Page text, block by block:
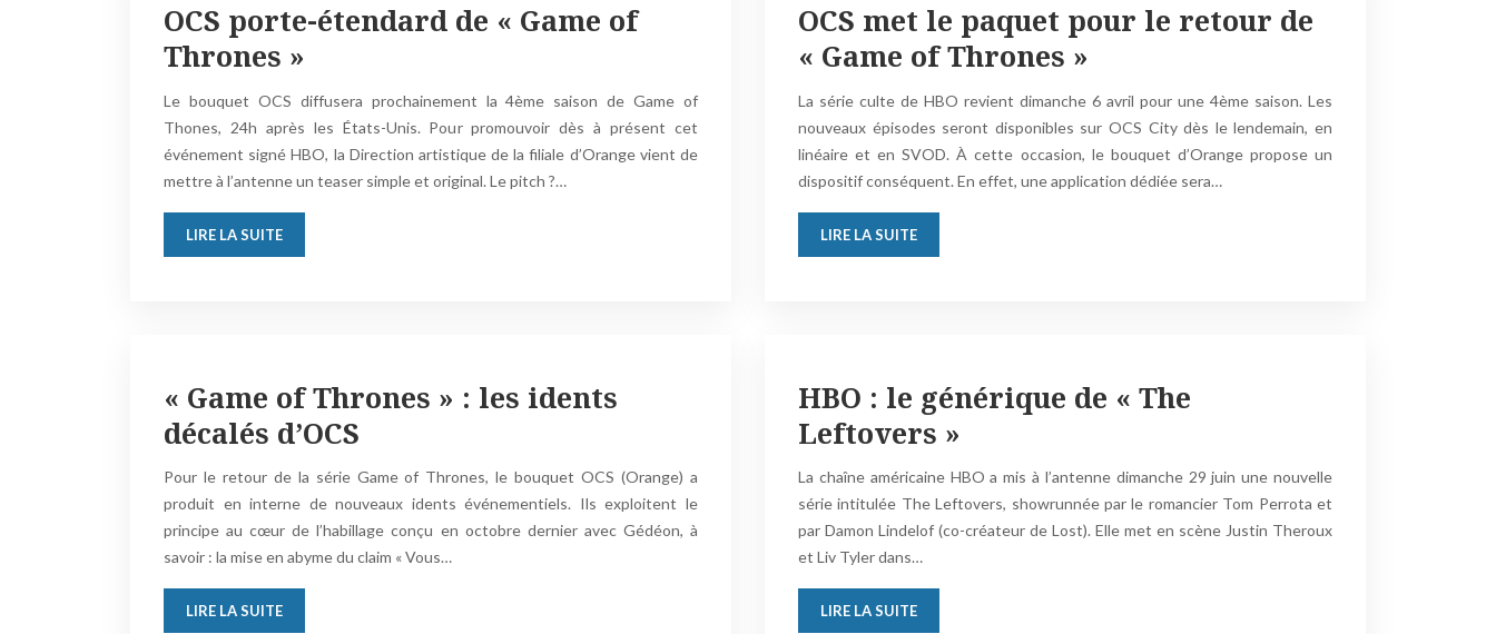
OCS porte-étendard de « Game of
Thrones »
Le bouquet OCS diffusera prochainement la 4ème saison de Game of
Thones, 24h après les États-Unis. Pour promouvoir dès à présent cet
événement signé HBO, la Direction artistique de la filiale d’Orange vient de
mettre à l’antenne un teaser simple et original. Le pitch ?…
LIRE LA SUITE
OCS met le paquet pour le retour de
« Game of Thrones »
La série culte de HBO revient dimanche 6 avril pour une 4ème saison. Les
nouveaux épisodes seront disponibles sur OCS City dès le lendemain, en
linéaire et en SVOD. À cette occasion, le bouquet d’Orange propose un
dispositif conséquent. En effet, une application dédiée sera…
LIRE LA SUITE
« Game of Thrones » : les idents
décalés d’OCS
Pour le retour de la série Game of Thrones, le bouquet OCS (Orange) a
produit en interne de nouveaux idents événementiels. Ils exploitent le
principe au cœur de l’habillage conçu en octobre dernier avec Gédéon, à
savoir : la mise en abyme du claim « Vous…
LIRE LA SUITE
HBO : le générique de « The
Leftovers »
La chaîne américaine HBO a mis à l’antenne dimanche 29 juin une nouvelle
série intitulée The Leftovers, showrunnée par le romancier Tom Perrota et
par Damon Lindelof (co-créateur de Lost). Elle met en scène Justin Theroux
et Liv Tyler dans…
LIRE LA SUITE